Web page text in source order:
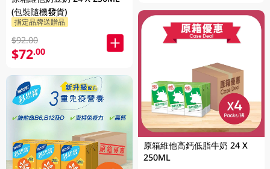
(包裝隨機發貨)
指定品牌送贈品
$92.00
$72.00
原箱維他高鈣低脂牛奶 24 X
250ML